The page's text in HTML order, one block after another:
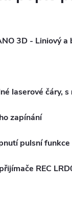
3D - Liniový a
laserové čáry,
zapínání
pulsní
REC